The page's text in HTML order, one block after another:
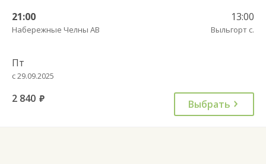
21:00
Набережные Челны АВ
13:00
Выльгорт с.
Пт
с 29.09.2025
2 840 руб. Выбрать